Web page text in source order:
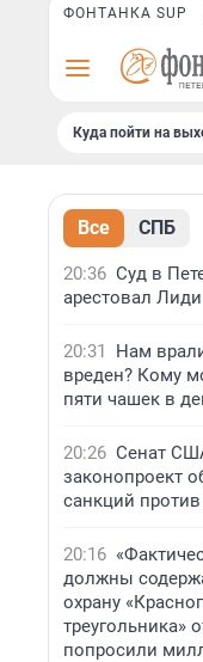
ФОНТАНКА SUP
Куда пойти на
Все СПБ
20:36 Суд в
арестовал
20:31
Нам
вреден? Кому
пяти чашек в
20:26 Сенат
законопроект
санкций
20:16
должны
охрану
треугольника»
попросили